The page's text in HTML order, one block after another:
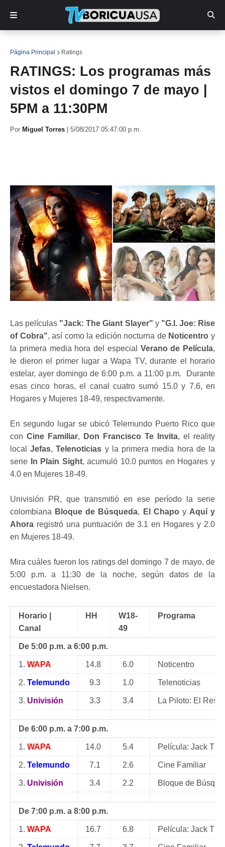
Página Principal Ratings
RATINGS: Los programas más
vistos el domingo 7 de mayo |
5PM a 11:30PM
Por Miguel Torres 5/08/2017 05:47:00 p.m.
Las películas "Jack: The Giant Slayer" y "G.I. Joe: Rise
of Cobra", así como la edición nocturna de Noticentro y
la primera media hora del especial Verano de Película,
le dieron el primer lugar a Wapa TV, durante el horario
estelar, ayer domingo de 6:00 p.m. a 11:00 p.m. Durante
esas cinco horas, el canal cuatro sumó 15.0 y 7.6, en
Hogares y Mujeres 18-49, respectivamente.
En segundo lugar se ubicó Telemundo Puerto Rico que
con Cine Familiar, Don Francisco Te Invita, el reality
localJefas,Telenoticias y la primera media hora de la
serie
In Plain Sight, acumuló 10.0 puntos en Hogares y
4.0 en Mujeres 18-49.
Univisión PR, que transmitió en ese período la serie
colombiana Bloque de Búsqueda, El Chapoy Aquí y
Ahora registró una puntuación de 3.1 en Hogares y 2.0
en Mujeres 18-49.
Mira cuáles fueron los ratings del domingo 7 de mayo, de
5:00 p.m. a 11:30 de la noche, según datos de la
encuestadora Nielsen.
Horario |
Canal
HH
W18-
49
Programa
De 5:00 p.m. a 6:00 p.m.
1. WAPA 14.8 6.0 Noticentro
2. Telemundo 9.3 1.0 Telenoticias
3. Univisión 3.3 3.4 La Piloto: El
De 6:00 p.m. a 7:00 p.m.
1. WAPA 14.0 5.4 Película: Jack
2. Telemundo 7.1 2.6 Cine Familiar
3. Univisión 3.4 2.2 Bloque de
De 7:00 p.m. a 8:00 p.m.
1. WAPA 16.7 6.8 Película: Jack